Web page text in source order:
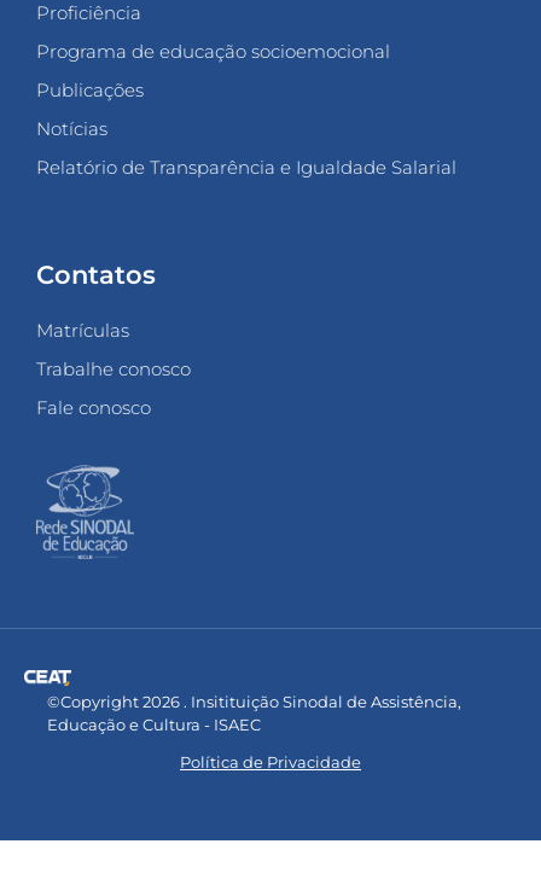
Proficiência
Programa de educação socioemocional
Publicações
Notícias
Relatório de Transparência e Igualdade Salarial
Contatos
Matrículas
Trabalhe conosco
Fale conosco
©Copyright 2026 . Insitituição Sinodal de Assistência,
Educação e Cultura - ISAEC
Política de Privacidade